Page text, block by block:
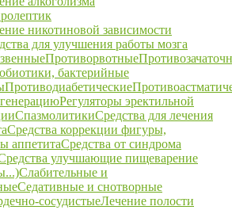
никотиновой зависимости
для улучшения работы мозга
Противорвотные
бактерийные
Противодиабетические
Регуляторы эректильной
СпазмолитикиСредства для лечения
Средства коррекции фигуры,
аппетитаСредства от синдрома
улучшающие пищеварение
Слабительные и
Седативные и снотворные
сосудистыеЛечение полости